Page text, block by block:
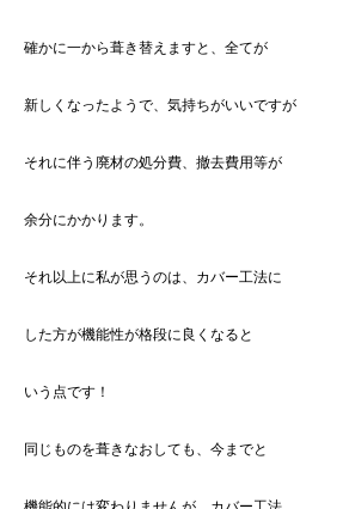
確かに一から葺き替えますと、全てが
新しくなったようで、気持ちがいいですが
それに伴う廃材の処分費、撤去費用等が
余分にかかります。
それ以上に私が思うのは、カバー工法に
した方が機能性が格段に良くなると
いう点です！
同じものを葺きなおしても、今までと